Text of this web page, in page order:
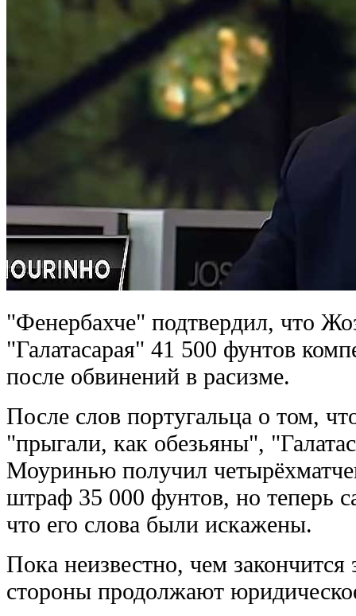
"Фенербахче" подтвердил, что
"Галатасарая" 41 500 фунтов
после обвинений в расизме.
После слов португальца о том,
"прыгали, как обезьяны",
Моуринью получил
штраф 35 000 фунтов, но теперь
что его слова были искажены.
Пока неизвестно, чем закончится
стороны продолжают